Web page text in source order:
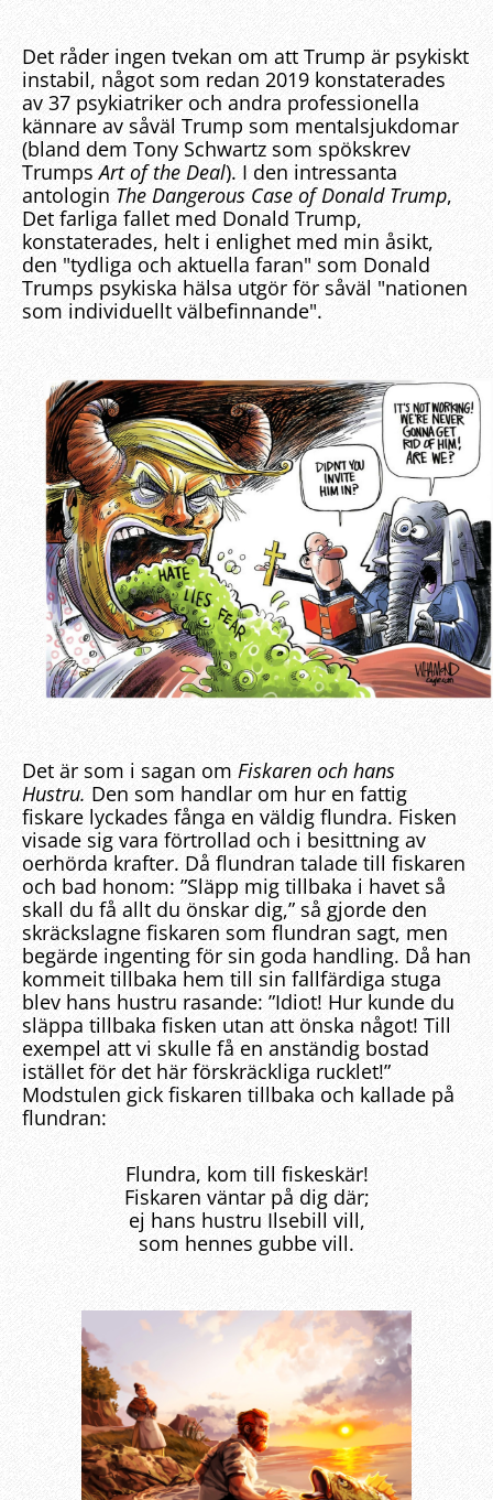
Det råder ingen tvekan om att Trump är psykiskt
instabil, något som redan 2019 konstaterades
av 37 psykiatriker och andra professionella
kännare av såväl Trump som mentalsjukdomar
(bland dem Tony Schwartz som spökskrev
TrumpsArt of the Deal). I den intressanta
antologin The Dangerous Case of Donald Trump,
Det farliga fallet med Donald Trump,
konstaterades, helt i enlighet med min åsikt,
den "tydliga och aktuella faran" som Donald
Trumps psykiska hälsa utgör för såväl "nationen
som individuellt välbefinnande".
Det är som i sagan om Fiskaren och hans
Hustru. Den som handlar om hur en fattig
fiskare lyckades fånga en väldig flundra. Fisken
visade sig vara förtrollad och i besittning av
oerhörda krafter. Då flundran talade till fiskaren
och bad honom: ”Släpp mig tillbaka i havet så
skall du få allt du önskar dig,” så gjorde den
skräckslagne fiskaren som flundran sagt, men
begärde ingenting för sin goda handling. Då han
kommeit tillbaka hem till sin fallfärdiga stuga
blev hans hustru rasande: ”Idiot! Hur kunde du
släppa tillbaka fisken utan att önska något! Till
exempel att vi skulle få en anständig bostad
istället för det här förskräckliga rucklet!”
Modstulen gick fiskaren tillbaka och kallade på
flundran:
Flundra, kom till fiskeskär!
Fiskaren väntar på dig där;
ej hans hustru Ilsebill vill,
som hennes gubbe vill.